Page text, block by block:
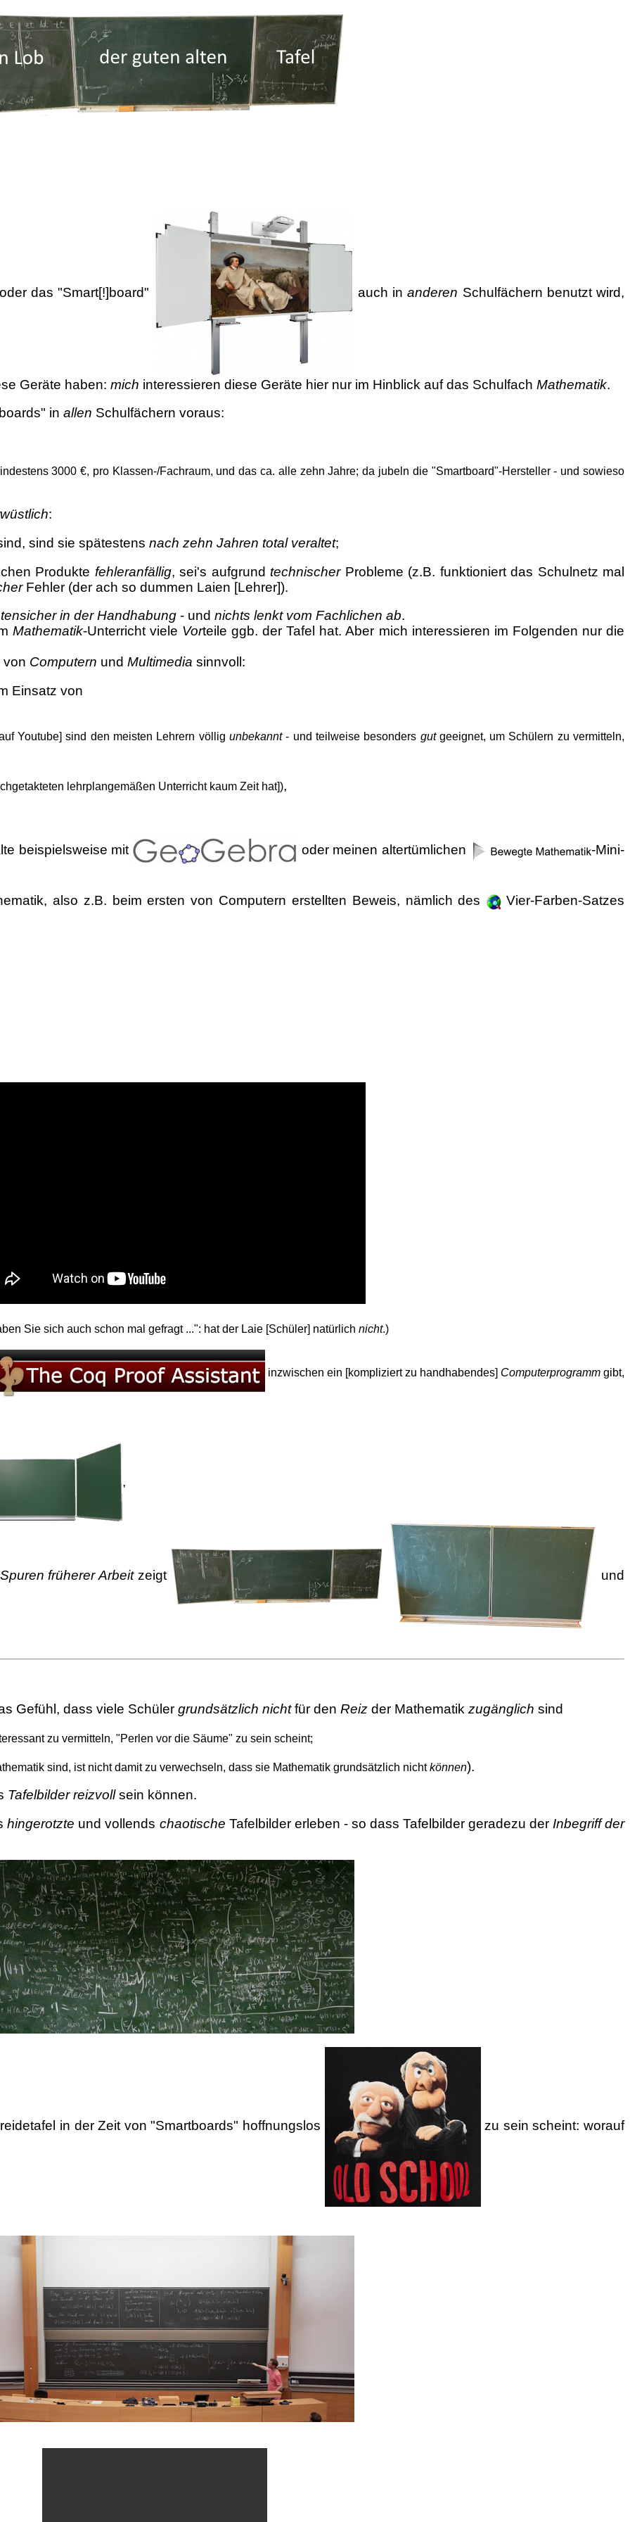
das "Smart[!]board" auch inanderen Schulfächern benutzt wird,
Geräte haben: mich interessieren diese Geräte hier nur im Hinblick auf das Schulfach Mathematik.
in allen Schulfächern voraus:
3000 €, pro Klassen-/Fachraum, und das ca. alle zehn Jahre; da jubeln die "Smartboard"-Hersteller - und sowieso
:
sind sie spätestens nach zehn Jahren total veraltet;
Produkte fehleranfällig, sei's aufgrundtechnischerProbleme (z.B. funktioniert das Schulnetz mal
Fehler (der ach so dummen Laien [Lehrer]).
in der Handhabung - und nichts lenkt vom Fachlichen ab.
Mathematik-Unterricht viele Vorteile ggb. der Tafel hat. Aber mich interessieren im Folgenden nur die
Computern und Multimedia sinnvoll:
Einsatz von
Youtube] sind den meisten Lehrern völlig unbekannt- und teilweise besonders gutgeeignet, um Schülern zu vermitteln,
lehrplangemäßen Unterricht kaum Zeit hat]),
beispielsweise mit oder meinen altertümlichen -Mini-
also z.B. beim ersten von Computern erstellten Beweis, nämlich des Vier-Farben-Satzes
Sie sich auch schon mal gefragt ...": hat der Laie [Schüler] natürlich nicht.)
inzwischen ein [kompliziert zu handhabendes] Computerprogramm gibt,
,
Spuren früherer Arbeitzeigt und
Gefühl, dass viele Schüler grundsätzlich nichtfür den Reiz der Mathematik zugänglich sind
zu vermitteln, "Perlen vor die Säume" zu sein scheint;
sind, ist nicht damit zu verwechseln, dass sie Mathematik grundsätzlich nichtkönnen).
Tafelbilder reizvollsein können.
hingerotzte und vollends chaotische Tafelbilder erleben - so dass Tafelbilder geradezu der Inbegriff der
in der Zeit von "Smartboards" hoffnungslos zu sein scheint: worauf